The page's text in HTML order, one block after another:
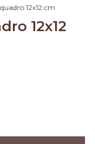
12x12 cm
12x12